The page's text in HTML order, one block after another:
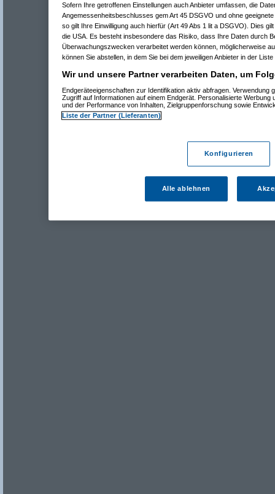
Sofern Ihre getroffenen Einstellungen auch Anbieter umfassen, die
Angemessenheitsbeschlusses gem Art 45 DSGVO und ohne
so gilt Ihre Einwilligung auch hierfür (Art 49 Abs 1 lit a DSGVO). Dies
die USA. Es besteht insbesondere das Risiko, dass Ihre Daten durch
Überwachungszwecken verarbeitet werden können, möglicherweise
können Sie abstellen, in dem Sie bei dem jeweiligen Anbieter in der
Wir und unsere Partner verarbeiten Daten, um
Endgeräteeigenschaften zur Identifikation aktiv abfragen. Verwendung
Zugriff auf Informationen auf einem Endgerät. Personalisierte Werbung
und der Performance von Inhalten, Zielgruppenforschung sowie
Liste der Partner (Lieferanten)
Konfigurieren
Alle ablehnen